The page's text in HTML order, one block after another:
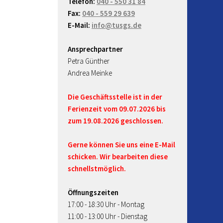
Fax: 040 - 559 29 639
E-Mail: info@tusgs.de
Ansprechpartner
Petra Günther
Andrea Meinke
Die Geschäftsstelle ist in der
Ferienzeit vom 09.07.2026 bis
zum 19.08.2026 geschlossen.
Gerne können Sie uns eine E-Mail
schicken. Wir bearbeiten diese
schnellstmöglich.
Öffnungszeiten
17:00 - 18:30 Uhr - Montag
11:00 - 13:00 Uhr - Dienstag